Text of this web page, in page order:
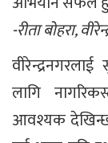
-रीता बोहरा,
लागि
आवश्यक देखिन्छ